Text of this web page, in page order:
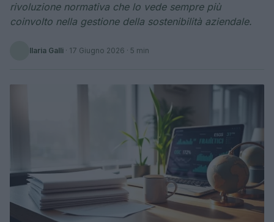
rivoluzione normativa che lo vede sempre più
coinvolto nella gestione della sostenibilità aziendale.
Ilaria Galli · 17 Giugno 2026 · 5 min